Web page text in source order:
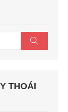
kiếm
THOÁI